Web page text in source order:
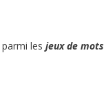
les jeux de mots